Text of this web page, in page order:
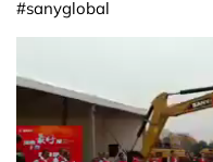
#sanyglobal